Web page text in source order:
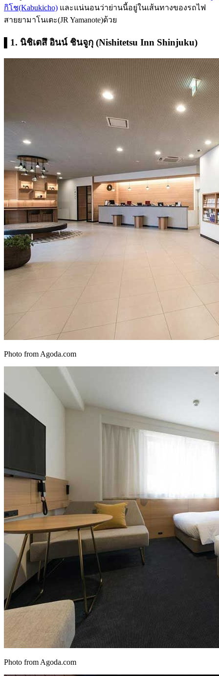
กิโช(Kabukicho) และแน่นอนว่าย่านนี้อยู่ในเส้นทางของรถไฟ
สายยามาโนเตะ(JR Yamanote)ด้วย
▌1. นิชิเตสึ อินน์ ชินจูกุ (Nishitetsu Inn Shinjuku)
Photo from Agoda.com
Photo from Agoda.com